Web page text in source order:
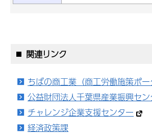
関連リンク
ちばの商工業（商工労働施策ポー
公益財団法人千葉県産業振興セン
チャレンジ企業支援センター
経済政策課